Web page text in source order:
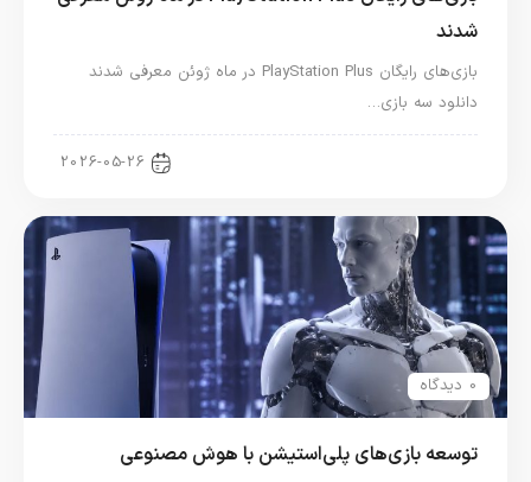
شدند
بازی‌های رایگان PlayStation Plus در ماه ژوئن معرفی شدند
دانلود سه بازی…
2026-05-26
0 دیدگاه
توسعه بازی‌های پلی‌استیشن با هوش مصنوعی